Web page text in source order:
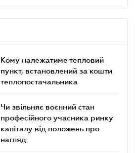
Кому належатиме тепловий
пункт, встановлений за кошти
теплопостачальника
Чи звільняє воєнний стан
професійного учасника ринку
капіталу від положень про
нагляд